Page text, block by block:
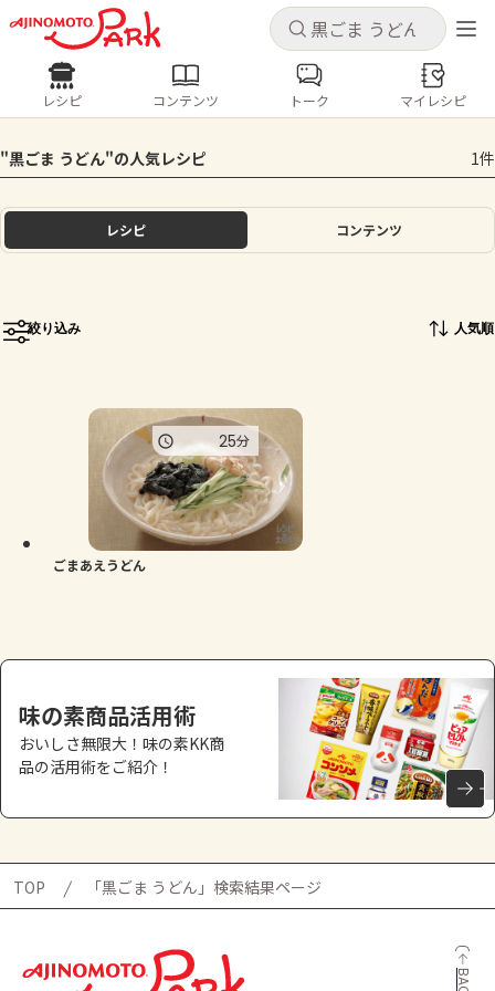
キャンセル
ログインするとレシピを保存できます
ログイン
ホーム
トーク
よくあるお問い合わせ
お買い物
キャンセル
レシピ コンテンツ
人気の食材・レシピ
きゅうり なす トマト
とうもろこし
レシピ コンテンツ トーク マイレシピ
"黒ごま うどん"の人気レシピ 1件
レシピ コンテンツ
絞り込み 人気順
ごまあえうどん
25分
味の素商品活用術
おいしさ無限大！味の素KK商
品の活用術をご紹介！
TOP 「黒ごま うどん」検索結果ページ